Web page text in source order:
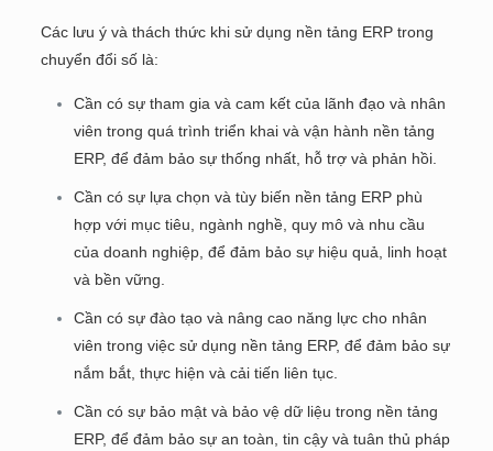
Các lưu ý và thách thức khi sử dụng nền tảng ERP trong
chuyển đổi số là:
Cần có sự tham gia và cam kết của lãnh đạo và nhân
viên trong quá trình triển khai và vận hành nền tảng
ERP, để đảm bảo sự thống nhất, hỗ trợ và phản hồi.
Cần có sự lựa chọn và tùy biến nền tảng ERP phù
hợp với mục tiêu, ngành nghề, quy mô và nhu cầu
của doanh nghiệp, để đảm bảo sự hiệu quả, linh hoạt
và bền vững.
Cần có sự đào tạo và nâng cao năng lực cho nhân
viên trong việc sử dụng nền tảng ERP, để đảm bảo sự
nắm bắt, thực hiện và cải tiến liên tục.
Cần có sự bảo mật và bảo vệ dữ liệu trong nền tảng
ERP, để đảm bảo sự an toàn, tin cậy và tuân thủ pháp